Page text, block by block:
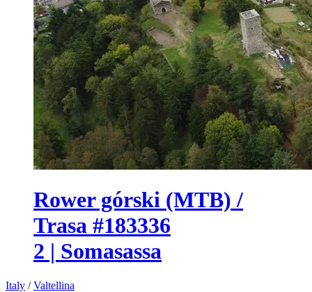
Rower górski (MTB) /
Trasa #183336
2 | Somasassa
Italy /Valtellina